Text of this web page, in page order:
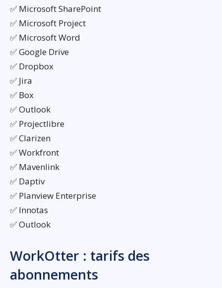
✅ Microsoft SharePoint
✅ Microsoft Project
✅ Microsoft Word
✅ Google Drive
✅ Dropbox
✅ Jira
✅ Box
✅ Outlook
✅ Projectlibre
✅ Clarizen
✅ Workfront
✅ Mavenlink
✅ Daptiv
✅ Planview Enterprise
✅ Innotas
✅ Outlook
WorkOtter : tarifs des
abonnements